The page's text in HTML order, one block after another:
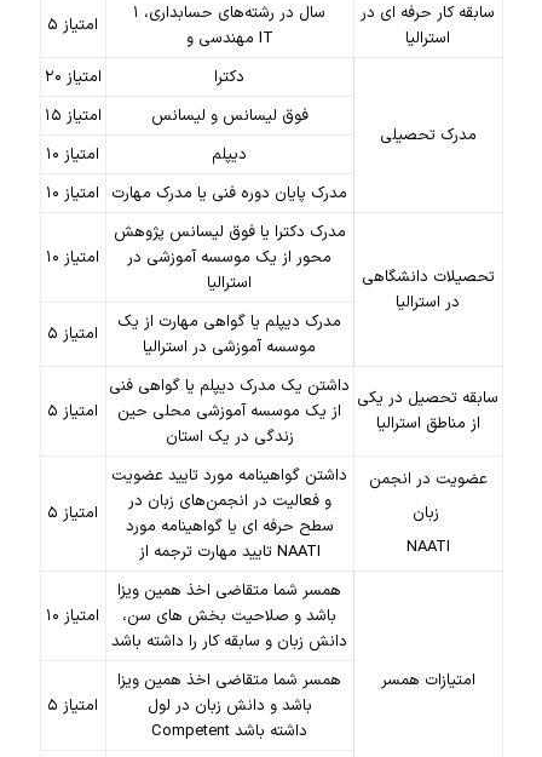
۵ امتیاز
۱ سال در رشته‌های حسابداری،
مهندسی و IT
سابقه کار حرفه ای در
استرالیا
۲۰ امتیاز
دکترا
مدرک تحصیلی
۱۵ امتیاز
فوق لیسانس و لیسانس
۱۰ امتیاز
دیپلم
۱۰ امتیاز مدرک پایان دوره فنی یا مدرک مهارت
۱۰ امتیاز
مدرک دکترا یا فوق لیسانس پژوهش
محور از یک موسسه آموزشی در
استرالیا
تحصیلات دانشگاهی
در استرالیا
۵ امتیاز
مدرک دیپلم یا گواهی مهارت از یک
موسسه آموزشی در استرالیا
۵ امتیاز
داشتن یک مدرک دیپلم یا گواهی فنی
از یک موسسه آموزشی محلی حین
زندگی در یک استان
سابقه تحصیل در یکی
از مناطق استرالیا
۵ امتیاز
داشتن گواهینامه مورد تایید عضویت
و فعالیت در انجمن‌های زبان در
سطح حرفه ای یا گواهینامه مورد
تایید مهارت ترجمه از NAATI
عضویت در انجمن
NAATI
۱۰ امتیاز
همسر شما متقاضی اخذ همین ویزا
باشد و صلاحیت بخش های سن،
دانش زبان و سابقه کار را داشته باشد
امتیازات همسر
۵ امتیاز
همسر شما متقاضی اخذ همین ویزا
باشد و دانش زبان در لول
Competent داشته باشد